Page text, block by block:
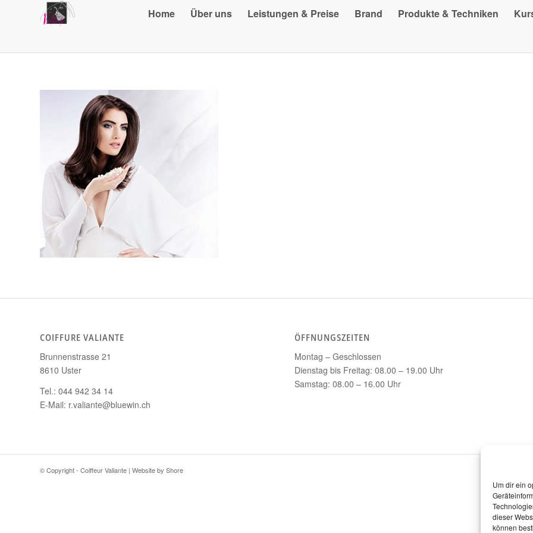
Um dir ein
dieser
können
Home Über uns Leistungen & Preise Brand Produkte & Techniken
COIFFURE VALIANTE
Brunnenstrasse 21
8610 Uster
Tel.: 044 942 34 14
E-Mail: r.valiante@bluewin.ch
ÖFFNUNGSZEITEN
Montag – Geschlossen
Dienstag bis Freitag: 08.00 – 19.00 Uhr
Samstag: 08.00 – 16.00 Uhr
© Copyright - Coiffeur Valiante | Website by Shore